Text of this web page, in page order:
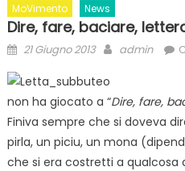
MoVimento News
Dire, fare, baciare,
Posted
21 Giugno 2013 Author
admin
non ha giocato a “Dire, fare,
Finiva sempre che si doveva
pirla, un piciu, un mona
che si era costretti a qualcosa